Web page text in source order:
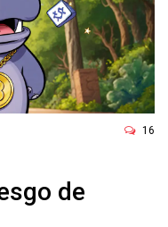
n
16
de